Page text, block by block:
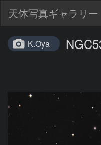
天体写真ギャラリー
K.Oya